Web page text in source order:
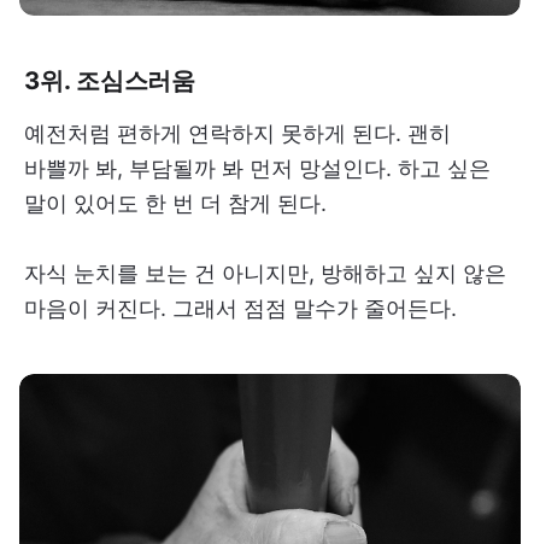
3위. 조심스러움
예전처럼 편하게 연락하지 못하게 된다. 괜히
바쁠까 봐, 부담될까 봐 먼저 망설인다. 하고 싶은
말이 있어도 한 번 더 참게 된다.
자식 눈치를 보는 건 아니지만, 방해하고 싶지 않은
마음이 커진다. 그래서 점점 말수가 줄어든다.